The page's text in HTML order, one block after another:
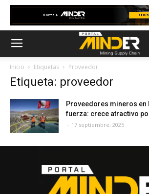
Inicio Etiquetas Proveedor
Etiqueta: proveedor
Proveedores mineros en
fuerza: crece atractivo
- 17 septiembre, 2025